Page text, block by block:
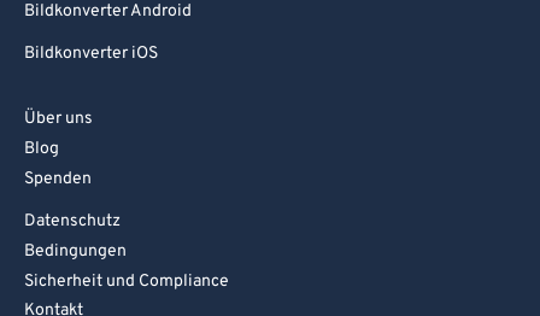
Bildkonverter Android
Bildkonverter iOS
Über uns
Blog
Spenden
Datenschutz
Bedingungen
Sicherheit und Compliance
Kontakt